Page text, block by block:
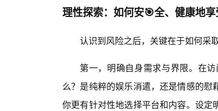
理性探索：如何安🎯全、健康地
认识到风险之后，关键在于如何采
第一，明确自身需求与界限。在
么？是纯粹的娱乐消遣，还是情感的
你更有针对性地选择平台和内容。设